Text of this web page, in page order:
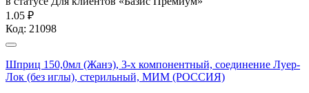
1.05 ₽
Код: 21098
Шприц 150,0мл (Жанэ), 3-х компонентный, соединение Луер-
Лок (без иглы), стерильный, МИМ (РОССИЯ)